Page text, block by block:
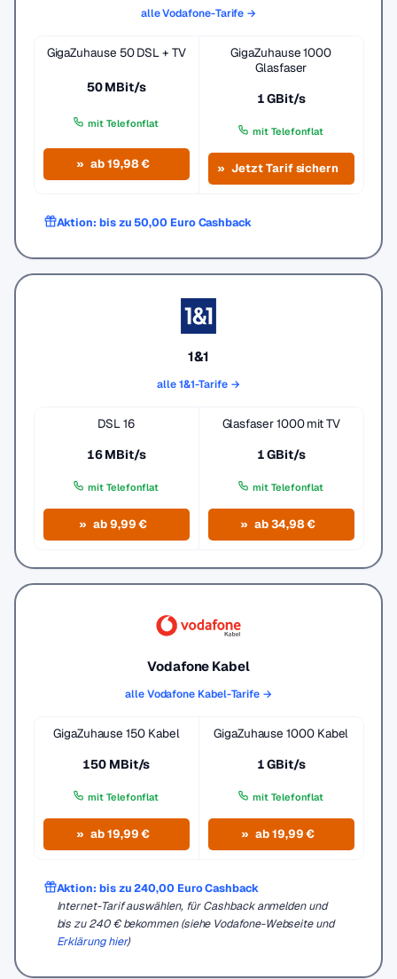
alle Vodafone-Tarife →
GigaZuhause 50 DSL + TV
50 MBit/s
mit Telefonflat
ab 19,98 €
GigaZuhause 1000
Glasfaser
1 GBit/s
mit Telefonflat
Jetzt Tarif sichern
Aktion: bis zu 50,00 Euro Cashback
1&1
alle 1&1-Tarife →
DSL 16
16 MBit/s
mit Telefonflat
ab 9,99 €
Glasfaser 1000 mit TV
1 GBit/s
mit Telefonflat
ab 34,98 €
Vodafone Kabel
alle Vodafone Kabel-Tarife →
GigaZuhause 150 Kabel
150 MBit/s
mit Telefonflat
ab 19,99 €
GigaZuhause 1000 Kabel
1 GBit/s
mit Telefonflat
ab 19,99 €
Aktion: bis zu 240,00 Euro Cashback
Internet-Tarif auswählen, für Cashback anmelden und
bis zu 240 € bekommen (siehe Vodafone-Webseite und
Erklärung hier)